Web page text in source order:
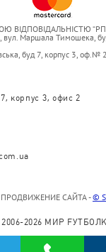
2026 МИР
ВІДПОВІДАЛЬНІСТЮ
вул. Маршала Тимошека,
буд 7, корпус 3, оф.№
корпус 3, офис 2
САЙТА -©